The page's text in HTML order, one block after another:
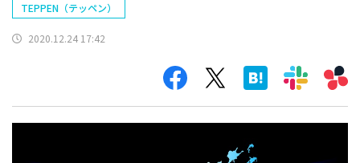
TEPPEN（テッペン）
2020.12.24 17:42